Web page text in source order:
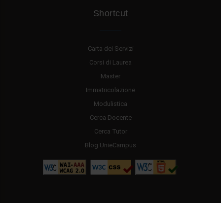
Shortcut
Carta dei Servizi
Corsi di Laurea
Master
Immatricolazione
Modulistica
Cerca Docente
Cerca Tutor
Blog UnieCampus